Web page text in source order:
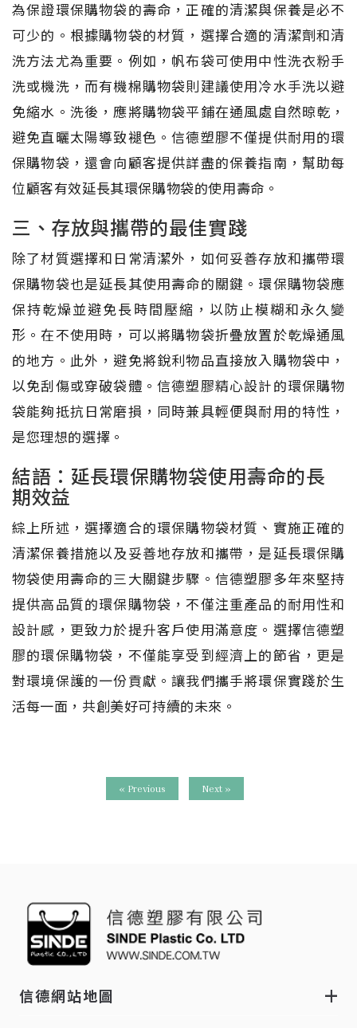
為保證環保購物袋的壽命，正確的清潔與保養是必不
可少的。根據購物袋的材質，選擇合適的清潔劑和清
洗方法尤為重要。例如，帆布袋可使用中性洗衣粉手
洗或機洗，而有機棉購物袋則建議使用冷水手洗以避
免縮水。洗後，應將購物袋平鋪在通風處自然晾乾，
避免直曬太陽導致褪色。信德塑膠不僅提供耐用的環
保購物袋，還會向顧客提供詳盡的保養指南，幫助每
位顧客有效延長其環保購物袋的使用壽命。
三、存放與攜帶的最佳實踐
除了材質選擇和日常清潔外，如何妥善存放和攜帶環
保購物袋也是延長其使用壽命的關鍵。環保購物袋應
保持乾燥並避免長時間壓縮，以防止模糊和永久變
形。在不使用時，可以將購物袋折疊放置於乾燥通風
的地方。此外，避免將銳利物品直接放入購物袋中，
以免刮傷或穿破袋體。信德塑膠精心設計的環保購物
袋能夠抵抗日常磨損，同時兼具輕便與耐用的特性，
是您理想的選擇。
結語：延長環保購物袋使用壽命的長
期效益
綜上所述，選擇適合的環保購物袋材質、實施正確的
清潔保養措施以及妥善地存放和攜帶，是延長環保購
物袋使用壽命的三大關鍵步驟。信德塑膠多年來堅持
提供高品質的環保購物袋，不僅注重產品的耐用性和
設計感，更致力於提升客戶使用滿意度。選擇信德塑
膠的環保購物袋，不僅能享受到經濟上的節省，更是
對環境保護的一份貢獻。讓我們攜手將環保實踐於生
活每一面，共創美好可持續的未來。
« Previous Next »
信德網站地圖